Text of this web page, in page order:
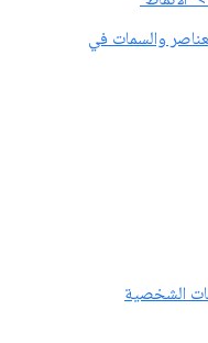
والسمات في
الشخصية